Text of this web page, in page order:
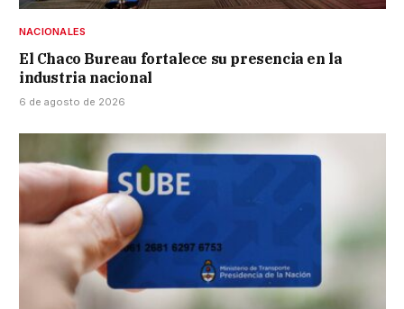
NACIONALES
El Chaco Bureau fortalece su presencia en la
industria nacional
6 de agosto de 2026